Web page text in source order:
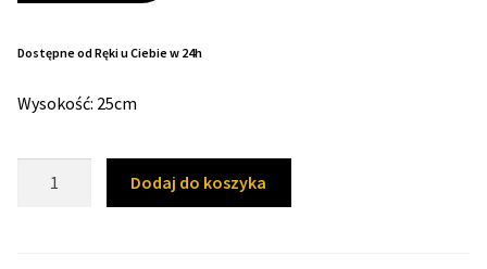
Max THC 21% i Więcej
Odporne Odmiany
Dostępne od Ręki u Ciebie w 24h
Wysokość: 25cm
Dodaj do koszyka